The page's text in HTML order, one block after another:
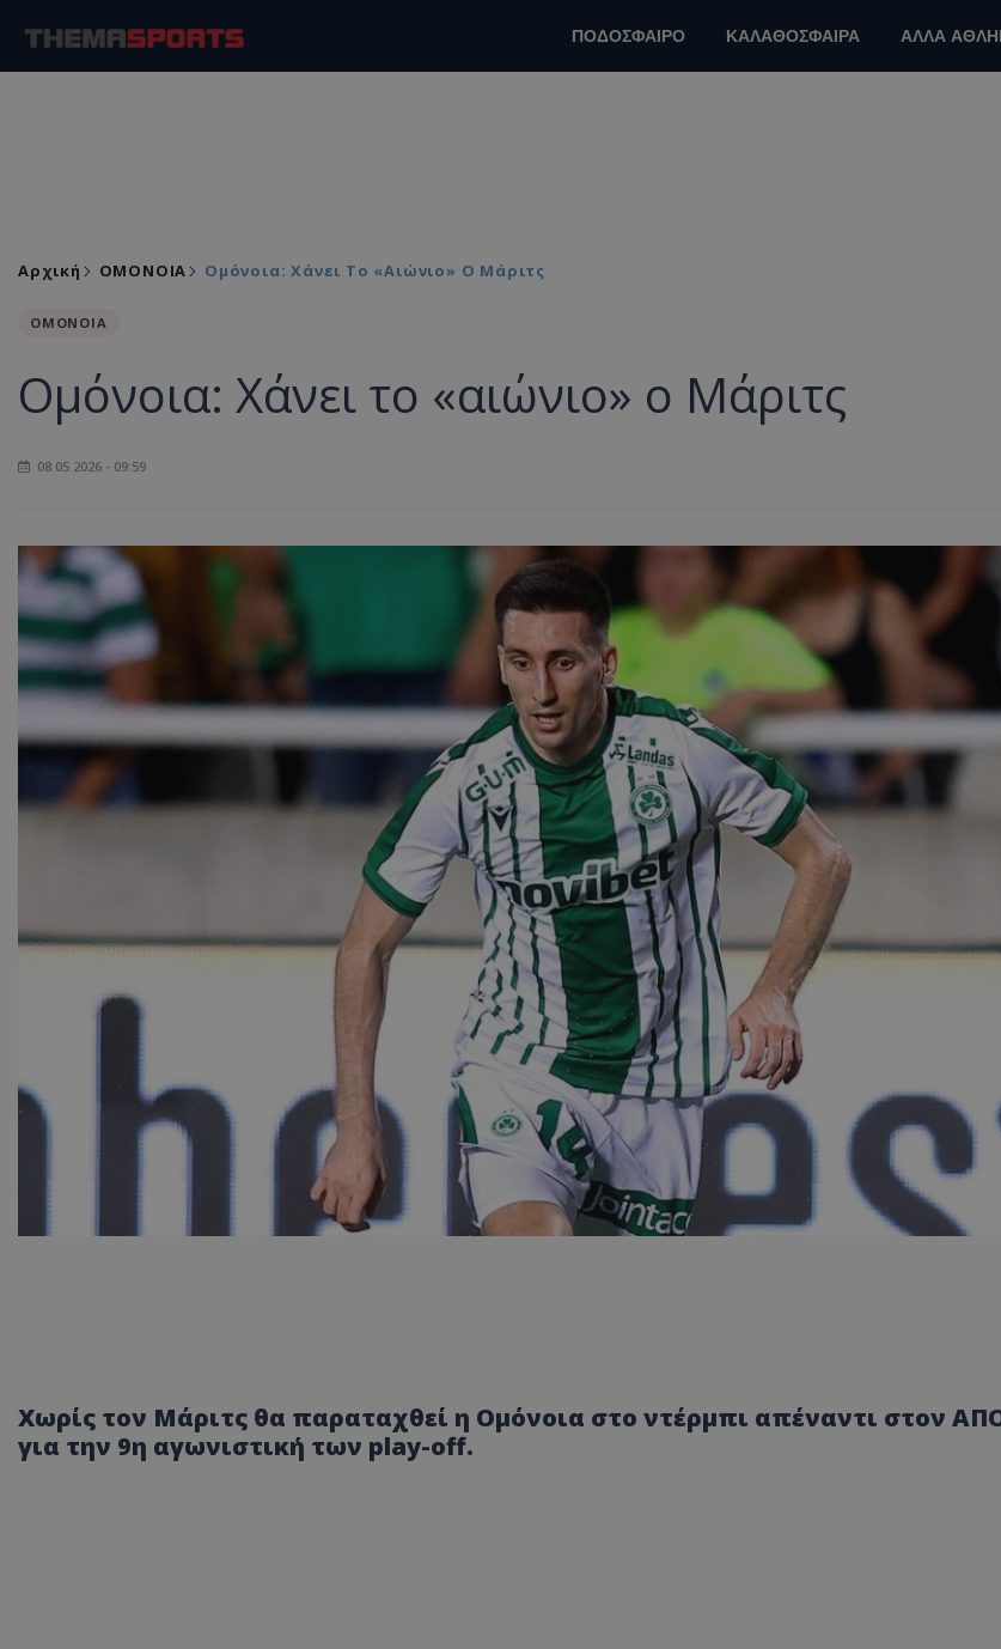
ΠΟΔΟΣΦΑΙΡΟ ΚΑΛΑΘΟΣΦΑΙΡΑ ΑΛΛΑ
Αρχική ΟΜΟΝΟΙΑ Ομόνοια: Χάνει Το «αιώνιο» Ο Μάριτς
ΟΜΟΝΟΙΑ
Ομόνοια: Χάνει το «αιώνιο» ο Μάριτς
08.05.2026 - 09:59
Χωρίς τον Μάριτς θα παραταχθεί η Ομόνοια στο ντέρμπι απέναντι στον
για την 9η αγωνιστική των play-off.